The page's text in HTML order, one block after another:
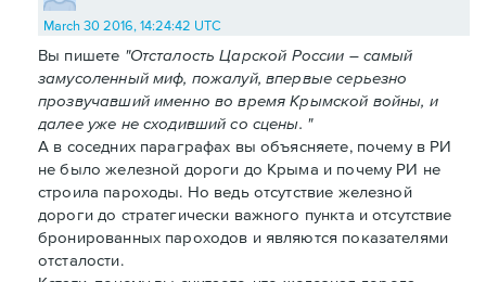
March 30 2016, 14:24:42 UTC
Вы пишете "Отсталость Царской России – самый
замусоленный миф, пожалуй, впервые серьезно
прозвучавший именно во время Крымской войны, и
далее уже не сходивший со сцены. "
А в соседних параграфах вы объясняете, почему в РИ
не было железной дороги до Крыма и почему РИ не
строила пароходы. Но ведь отсутствие железной
дороги до стратегически важного пункта и отсутствие
бронированных пароходов и являются показателями
отсталости.